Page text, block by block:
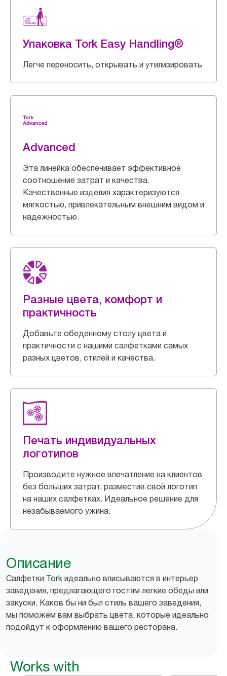
Упаковка Tork Easy Handling®
Легче переносить, открывать и утилизировать
Advanced
Эта линейка обеспечивает эффективное
соотношение затрат и качества.
Качественные изделия характеризуются
мягкостью, привлекательным внешним видом и
надежностью.
Разные цвета, комфорт и
практичность
Добавьте обеденному столу цвета и
практичности с нашими салфетками самых
разных цветов, стилей и качества.
Печать индивидуальных
логотипов
Производите нужное впечатление на клиентов
без больших затрат, разместив свой логотип
на наших салфетках. Идеальное решение для
незабываемого ужина.
Описание
Салфетки Tork идеально вписываются в интерьер
заведения, предлагающего гостям легкие обеды или
закуски. Каков бы ни был стиль вашего заведения,
мы поможем вам выбрать цвета, которые идеально
подойдут к оформлению вашего ресторана.
Works with